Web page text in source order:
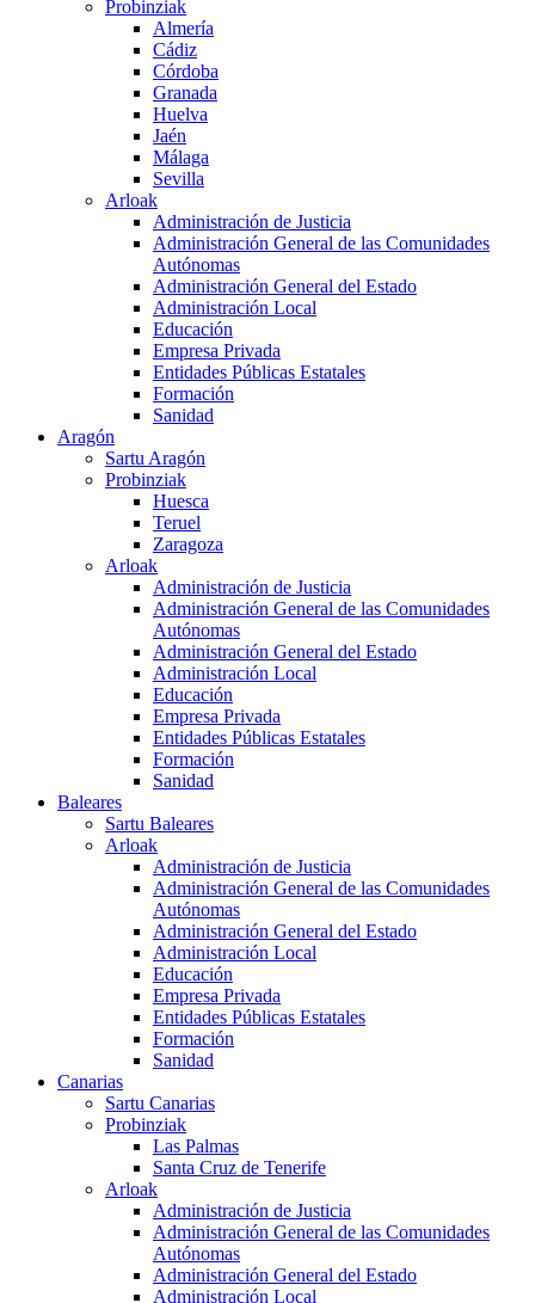
Probinziak
Almería
Cádiz
Córdoba
Granada
Huelva
Jaén
Málaga
Sevilla
Arloak
Administración de Justicia
Administración General de las Comunidades
Autónomas
Administración General del Estado
Administración Local
Educación
Empresa Privada
Entidades Públicas Estatales
Formación
Sanidad
Aragón
Sartu Aragón
Probinziak
Huesca
Teruel
Zaragoza
Arloak
Administración de Justicia
Administración General de las Comunidades
Autónomas
Administración General del Estado
Administración Local
Educación
Empresa Privada
Entidades Públicas Estatales
Formación
Sanidad
Baleares
Sartu Baleares
Arloak
Administración de Justicia
Administración General de las Comunidades
Autónomas
Administración General del Estado
Administración Local
Educación
Empresa Privada
Entidades Públicas Estatales
Formación
Sanidad
Canarias
Sartu Canarias
Probinziak
Las Palmas
Santa Cruz de Tenerife
Arloak
Administración de Justicia
Administración General de las Comunidades
Autónomas
Administración General del Estado
Administración Local